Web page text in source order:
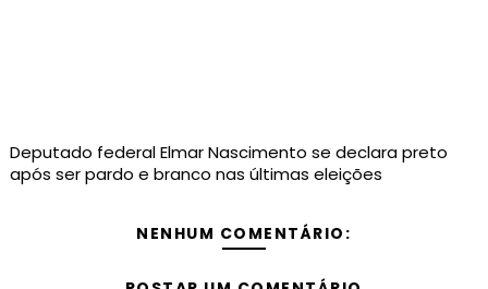
Deputado federal Elmar Nascimento se declara preto
após ser pardo e branco nas últimas eleições
NENHUM COMENTÁRIO: